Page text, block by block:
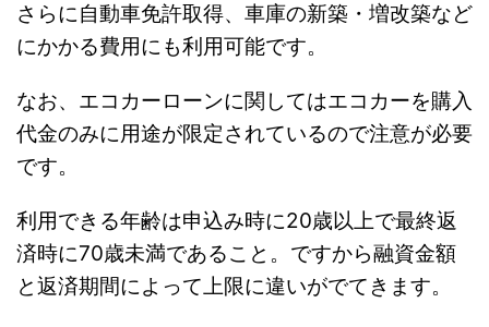
さらに自動車免許取得、車庫の新築・増改築など
にかかる費用にも利用可能です。
なお、エコカーローンに関してはエコカーを購入
代金のみに用途が限定されているので注意が必要
です。
利用できる年齢は申込み時に20歳以上で最終返
済時に70歳未満であること。ですから融資金額
と返済期間によって上限に違いがでてきます。